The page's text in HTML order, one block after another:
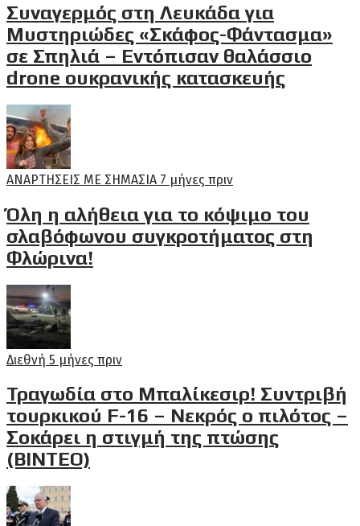
Συναγερμός στη Λευκάδα για
Μυστηριώδες «Σκάφος-Φάντασμα»
σε Σπηλιά – Εντόπισαν θαλάσσιο
drone ουκρανικής κατασκευής
ΑΝΑΡΤΗΣΕΙΣ ΜΕ ΣΗΜΑΣΙΑ 7 μήνες πριν
Όλη η αλήθεια για το κόψιμο του
σλαβόφωνου συγκροτήματος στη
Φλώρινα!
Διεθνή 5 μήνες πριν
Τραγωδία στο Μπαλίκεσιρ! Συντριβή
τουρκικού F-16 – Νεκρός ο πιλότος –
Σοκάρει η στιγμή της πτώσης
(ΒΙΝΤΕΟ)